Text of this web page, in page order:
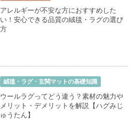
アレルギーが不安な方におすすめした
い！安心できる品質の絨毯・ラグの選び
方
絨毯・ラグ・玄関マットの基礎知識
ウールラグってどう違う？素材の魅力や
メリット・デメリットを解説【ハグみじ
ゅうたん】